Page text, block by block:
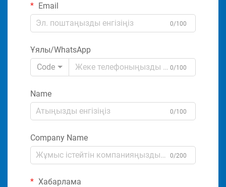
Email
0/100
Ұялы/WhatsApp
Code
0/100
Name
0/100
Company Name
0/200
Хабарлама